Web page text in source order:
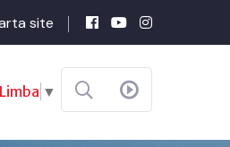
site
Limba ▼